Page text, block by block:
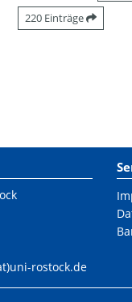
220 Einträge
rostock.de